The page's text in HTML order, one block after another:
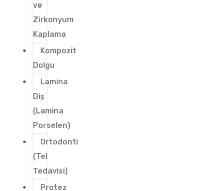
ve
Zirkonyum
Kaplama
Kompozit
Dolgu
Lamina
Diş
(Lamina
Porselen)
Ortodonti
(Tel
Tedavisi)
Protez